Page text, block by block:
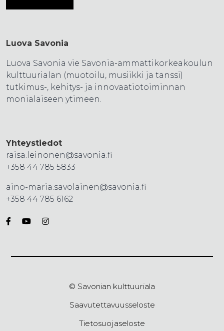
Luova Savonia
Luova Savonia vie Savonia-ammattikorkeakoulun
kulttuurialan (muotoilu, musiikki ja tanssi)
tutkimus-, kehitys- ja innovaatiotoiminnan
monialaiseen ytimeen.
Yhteystiedot
raisa.leinonen@savonia.fi
+358 44 785 5833
aino-maria.savolainen@savonia.fi
+358 44 785 6162
© Savonian kulttuuriala
Saavutettavuusseloste
Tietosuojaseloste